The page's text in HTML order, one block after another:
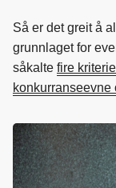
Så er det greit å
grunnlaget for
såkalte fire
konkurranseevne